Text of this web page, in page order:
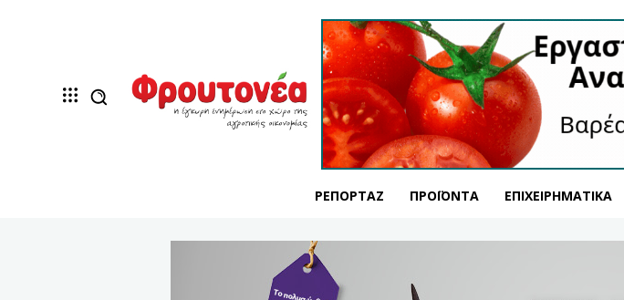
ΡΕΠΟΡΤΆΖ ΠΡΟΪΌΝΤΑ ΕΠΙΧΕΙΡΗΜΑΤΙΚΆ